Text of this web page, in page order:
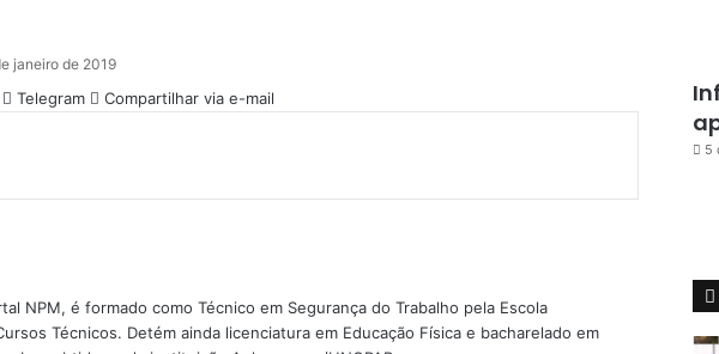
janeiro de 2019
Telegram Compartilhar via e-mail
NPM, é formado como Técnico em Segurança do Trabalho pela Escola
Técnicos. Detém ainda licenciatura em Educação Física e bacharelado em
5